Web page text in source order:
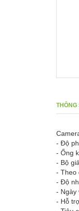
THÔNG
- Độ
- Ống
- Bộ
- Theo
- Độ
- Ngày
- Hỗ